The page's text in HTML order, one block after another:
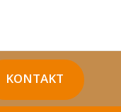
KONTAKT